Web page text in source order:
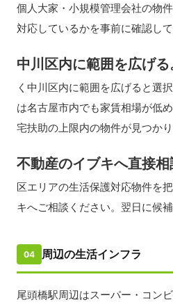
個人大家・小規模管理会社の物
対応しているかを事前に確認して
中川区内に範囲を広げる
く中川区内に範囲を広げると選
は名古屋市内でも家賃相場が低
宅扶助の上限内の物件が見つかり
不動産のイブキへ直接相
区エリアの生活保護対応物件を
キへご相談ください。翌日に候補
04 周辺の生活インフラ
尾頭橋駅周辺はスーパー・コン